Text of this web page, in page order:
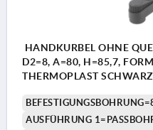
HANDKURBEL OHNE
D2=8, A=80, H=85,7,
THERMOPLAST
AUSFÜHRUNG